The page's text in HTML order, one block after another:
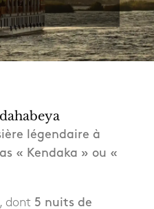
légendaire à
« Kendaka » ou «
dont 5 nuits de